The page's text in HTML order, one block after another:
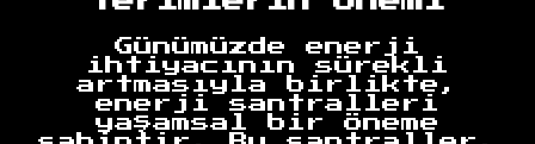
Günümüzde enerji
ihtiyacının sürekli
artmasıyla birlikte,
enerji santralleri
yaşamsal bir öneme